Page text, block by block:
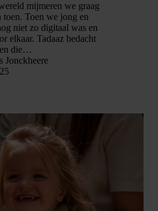
mijmeren we graag
toen. Toen we jong en
niet zo digitaal was en
elkaar. Tadaaz bedacht
die…
Jonckheere